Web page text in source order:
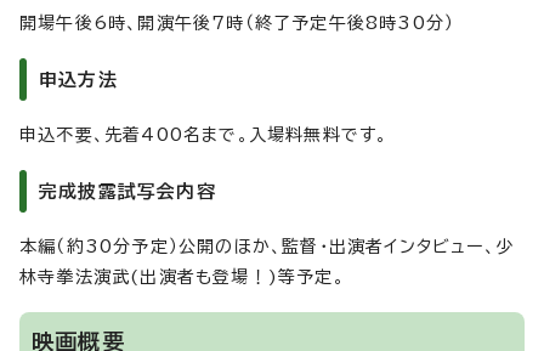
開場午後6時、開演午後7時（終了予定午後8時30分）
申込方法
申込不要、先着400名まで。入場料無料です。
完成披露試写会内容
本編（約30分予定）公開のほか、監督・出演者インタビュー、少
林寺拳法演武(出演者も登場！)等予定。
映画概要